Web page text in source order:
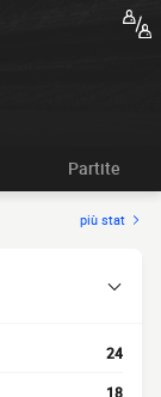
Partite
più stat
24
18